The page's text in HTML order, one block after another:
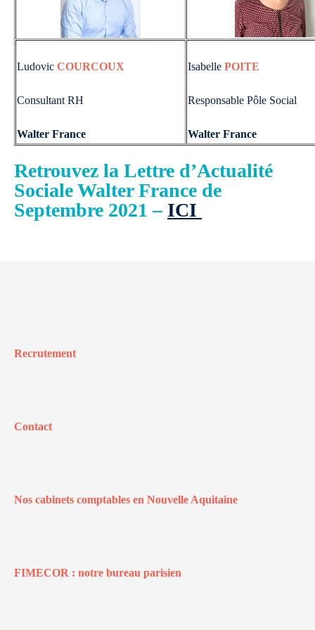
Ludovic COURCOUX
Consultant RH
Walter France
Isabelle POITE
Responsable Pôle Social
Walter France
Retrouvez la Lettre d’Actualité
Sociale Walter France de
Septembre 2021 – ICI
Recrutement
Contact
Nos cabinets comptables en Nouvelle Aquitaine
FIMECOR : notre bureau parisien